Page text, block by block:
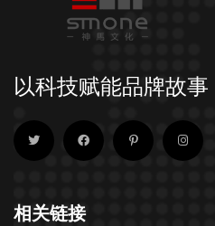
以科技赋能品牌故事
相关链接